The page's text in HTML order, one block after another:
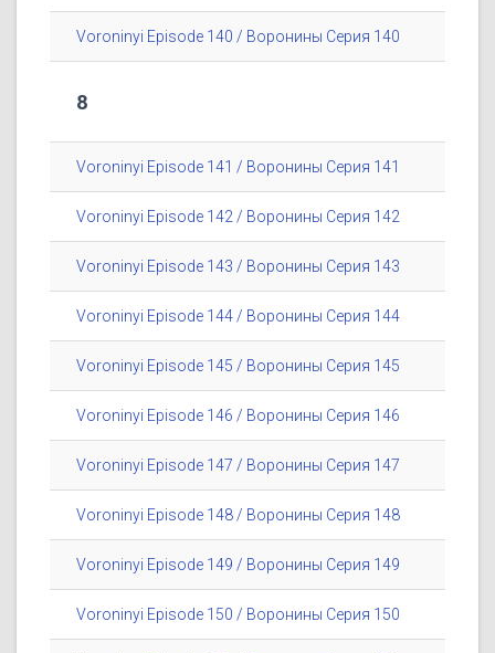
Voroninyi Episode 140 / Воронины Серия 140
8
Voroninyi Episode 141 / Воронины Серия 141
Voroninyi Episode 142 / Воронины Серия 142
Voroninyi Episode 143 / Воронины Серия 143
Voroninyi Episode 144 / Воронины Серия 144
Voroninyi Episode 145 / Воронины Серия 145
Voroninyi Episode 146 / Воронины Серия 146
Voroninyi Episode 147 / Воронины Серия 147
Voroninyi Episode 148 / Воронины Серия 148
Voroninyi Episode 149 / Воронины Серия 149
Voroninyi Episode 150 / Воронины Серия 150